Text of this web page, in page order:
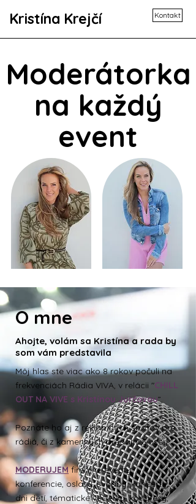
Kristína Krejčí Kontakt
Moderátorka
na každý
event
O mne
Ahojte, volám sa Kristína a rada by
som vám predstavila
Môj hlas ste viac ako 8 rokov počuli na
frekvenciách Rádia VIVA, v relácii "CHILL
OUT NA VIVE s Kristínou Jurčovou”.
Poznáte ho aj z reklamných spotov pre
rádiá, či z kamenných predajní Sinsey.
MODERUJEMfiremné eventy,
konferencie, oslavy, svadby, koncerty,
dni detí, tématické večierky, kongresy,